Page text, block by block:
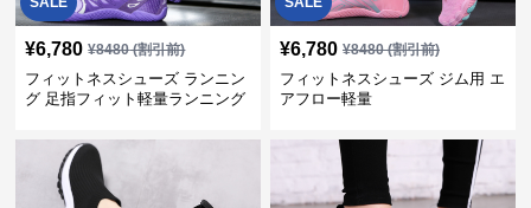
¥6,780 ¥8480(割引前)
フィットネスシューズ ランニン
グ 足指フィット軽量ランニング
¥6,780 ¥8480(割引前)
フィットネスシューズ ジム用 エ
アフロー軽量